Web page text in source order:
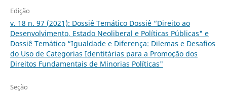
Edição
v. 18 n. 97 (2021): Dossiê Temático Dossiê “Direito ao
Desenvolvimento, Estado Neoliberal e Políticas Públicas" e
Dossiê Temático “Igualdade e Diferença: Dilemas e Desafios
do Uso de Categorias Identitárias para a Promoção dos
Direitos Fundamentais de Minorias Políticas"
Seção